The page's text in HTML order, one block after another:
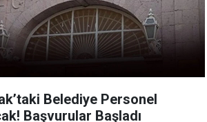
Belediye Personel
Başvurular Başladı